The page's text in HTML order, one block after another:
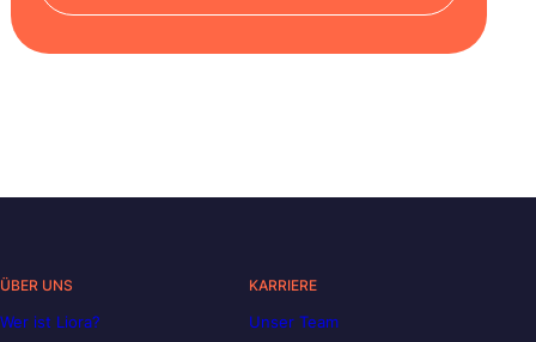
ÜBER UNS
Wer ist Liora?
KARRIERE
Unser Team